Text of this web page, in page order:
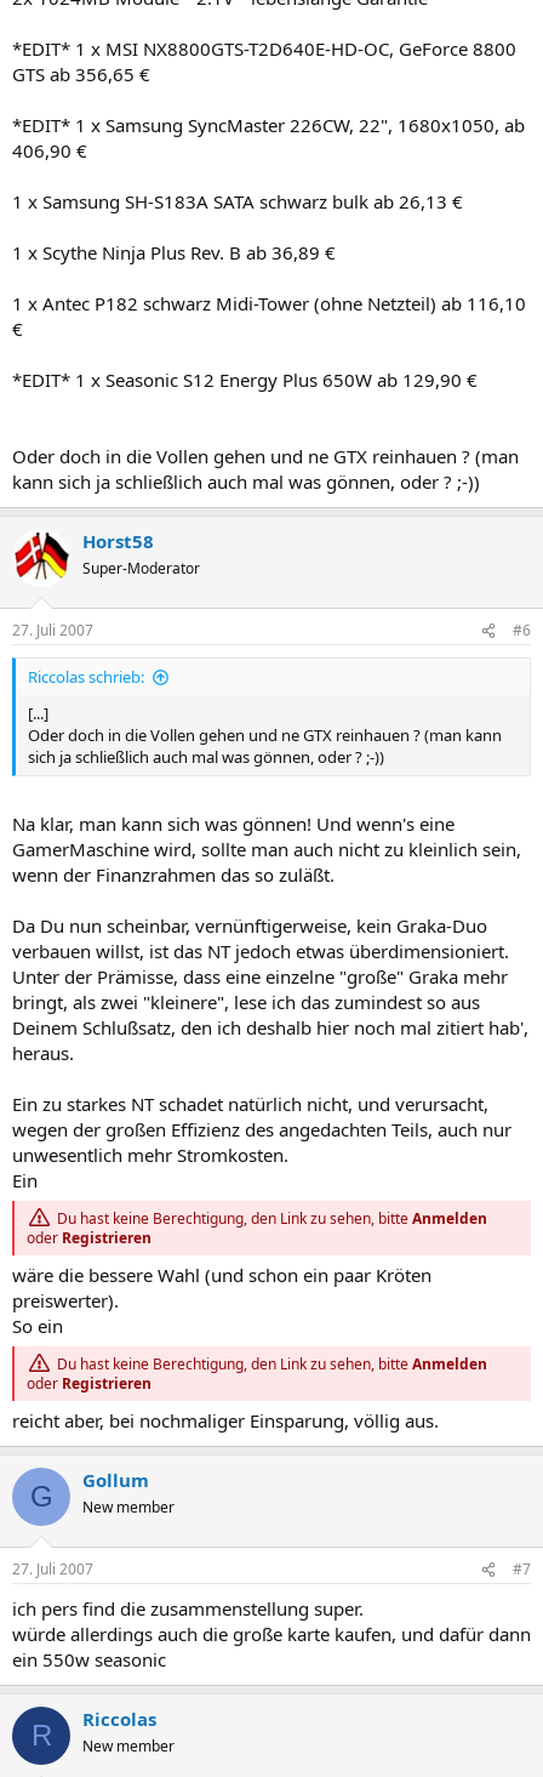
*EDIT* 1 x MSI NX8800GTS-T2D640E-HD-OC, GeForce 8800
GTS ab 356,65 €
*EDIT* 1 x Samsung SyncMaster 226CW, 22", 1680x1050, ab
406,90 €
1 x Samsung SH-S183A SATA schwarz bulk ab 26,13 €
1 x Scythe Ninja Plus Rev. B ab 36,89 €
1 x Antec P182 schwarz Midi-Tower (ohne Netzteil) ab 116,10
€
*EDIT* 1 x Seasonic S12 Energy Plus 650W ab 129,90 €
Oder doch in die Vollen gehen und ne GTX reinhauen ? (man
kann sich ja schließlich auch mal was gönnen, oder ? ;-))
Horst58
Super-Moderator
27. Juli 2007 #6
Riccolas schrieb:
[...]
Oder doch in die Vollen gehen und ne GTX reinhauen ? (man kann
sich ja schließlich auch mal was gönnen, oder ? ;-))
Na klar, man kann sich was gönnen! Und wenn's eine
GamerMaschine wird, sollte man auch nicht zu kleinlich sein,
wenn der Finanzrahmen das so zuläßt.
Da Du nun scheinbar, vernünftigerweise, kein Graka-Duo
verbauen willst, ist das NT jedoch etwas überdimensioniert.
Unter der Prämisse, dass eine einzelne "große" Graka mehr
bringt, als zwei "kleinere", lese ich das zumindest so aus
Deinem Schlußsatz, den ich deshalb hier noch mal zitiert hab',
heraus.
Ein zu starkes NT schadet natürlich nicht, und verursacht,
wegen der großen Effizienz des angedachten Teils, auch nur
unwesentlich mehr Stromkosten.
Ein
Du hast keine Berechtigung, den Link zu sehen, bitteAnmelden
oder Registrieren
wäre die bessere Wahl (und schon ein paar Kröten
preiswerter).
So ein
Du hast keine Berechtigung, den Link zu sehen, bitteAnmelden
oder Registrieren
reicht aber, bei nochmaliger Einsparung, völlig aus.
G Gollum
New member
27. Juli 2007 #7
ich pers find die zusammenstellung super.
würde allerdings auch die große karte kaufen, und dafür dann
ein 550w seasonic
R Riccolas
New member